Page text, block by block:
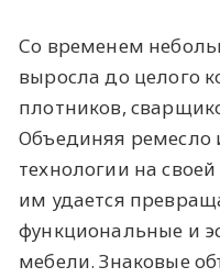
Со временем
выросла до целого
плотников,
Объединяя ремесло
технологии на
им удается
функциональные и
мебели. Знаковые